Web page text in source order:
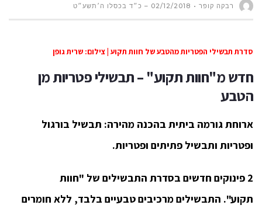
רבקה קופר 02/12/2018 – כ״ד בכסלו ה׳תשע״ט
סדרת תבשילי הפטריות מהטבע של חוות תקוע | צילום: שרית גופן
חדש מ"חוות תקוע" –תבשילי פטריות מן
הטבע
ארוחת גורמה ביתית בהכנה מהירה: תבשיל בורגול
ופטריות ותבשיל פתיתים ופטריות.
2 פינוקים חדשים
בסדרת התבשילים של "חוות
תקוע". התבשילים מרכיבים טבעיים בלבד, ללא חומרים